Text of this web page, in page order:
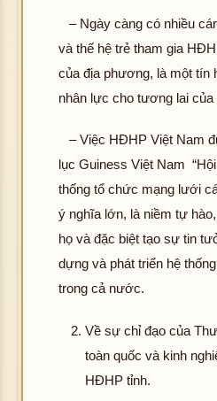
– Ngày càng có nhiều
và thế hệ trẻ tham gia
của địa phương, là một tín
nhân lực cho tương lai của
– Việc HĐHP Việt Nam
lục Guiness Việt Nam
thống tổ chức mạng lưới
ý nghĩa lớn, là niềm tự
họ và đặc biệt tạo sự tin
dựng và phát triển hệ
trong cả nước.
Về sự chỉ đạo của
toàn quốc và kinh
HĐHP tỉnh.